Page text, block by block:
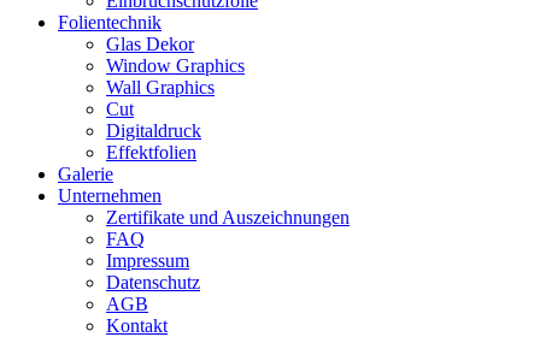
Folientechnik
Glas Dekor
Window Graphics
Wall Graphics
Cut
Digitaldruck
Effektfolien
Galerie
Unternehmen
Zertifikate und Auszeichnungen
FAQ
Impressum
Datenschutz
AGB
Kontakt